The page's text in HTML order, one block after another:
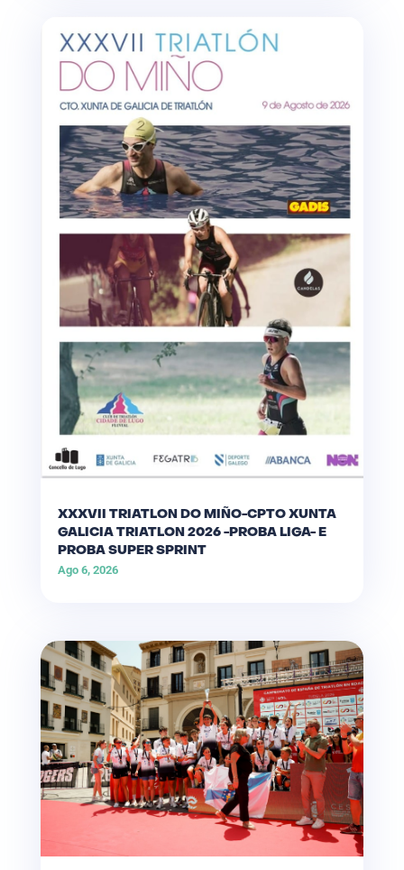
XXXVII TRIATLON DO MIÑO-CPTO XUNTA
GALICIA TRIATLON 2026 -PROBA LIGA- E
PROBA SUPER SPRINT
Ago 6, 2026